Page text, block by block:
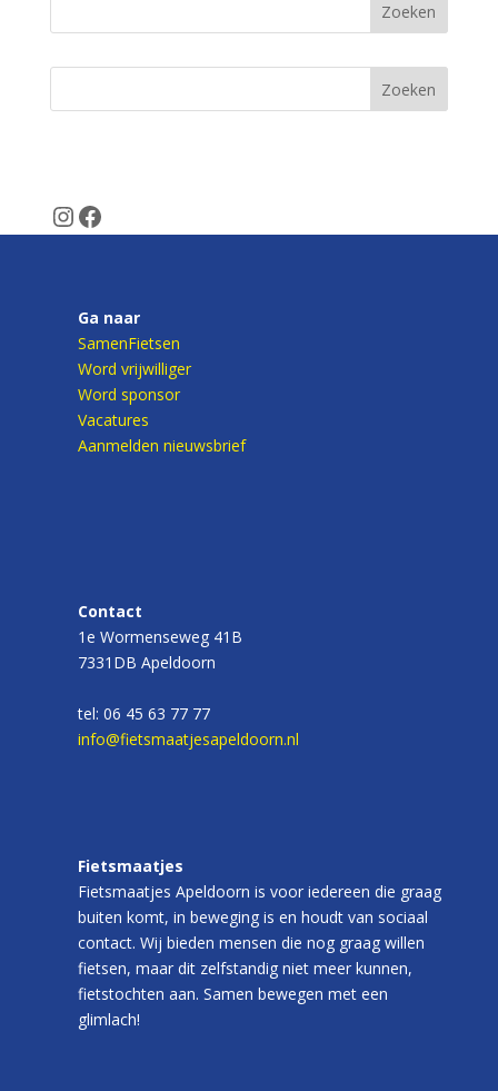
Zoeken
Instagram
Facebook
Ga naar
SamenFietsen
Word vrijwilliger
Word sponsor
Vacatures
Aanmelden nieuwsbrief
Contact
1e Wormenseweg 41B
7331DB Apeldoorn
tel: 06 45 63 77 77
info@fietsmaatjesapeldoorn.nl
Fietsmaatjes
Fietsmaatjes Apeldoorn is voor iedereen die graag
buiten komt, in beweging is en houdt van sociaal
contact. Wij bieden mensen die nog graag willen
fietsen, maar dit zelfstandig niet meer kunnen,
fietstochten aan. Samen bewegen met een
glimlach!